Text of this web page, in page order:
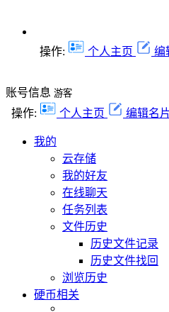
操作: 个人主页 编
账号信息 游客
操作: 个人主页 编辑名
我的
云存储
我的好友
在线聊天
任务列表
文件历史
历史文件记录
历史文件找回
浏览历史
硬币相关